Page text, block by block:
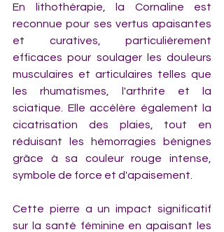
En lithothérapie, la Cornaline est
reconnue pour ses vertus apaisantes
et curatives, particulièrement
efficaces pour soulager les douleurs
musculaires et articulaires telles que
les rhumatismes, l'arthrite et la
sciatique. Elle accélère également la
cicatrisation des plaies, tout en
réduisant les hémorragies bénignes
grâce à sa couleur rouge intense,
symbole de force et d'apaisement.
Cette pierre a un impact significatif
sur la santé féminine en apaisant les